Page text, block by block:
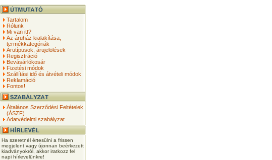
Tartalom
Rólunk
Mi van itt?
Az áruház kialakítása,
termékkategóriák
Árutípusok, árujelölések
Regisztráció
Bevásárlókosár
Fizetési módok
Szállítási idő és átvételi módok
Reklamáció
Fontos!
Általános Szerződési Feltételek
(ÁSZF)
Adatvédelmi szabályzat
Ha szeretnél értesülni a frissen
megjelent vagy újonnan beérkezett
kiadványokról, akkor iratkozz fel
napi hírlevelünkre!